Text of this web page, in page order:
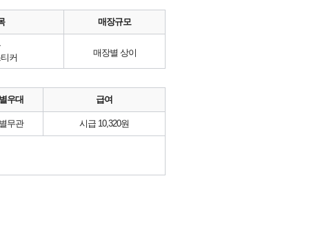
매장규모
커
매장별 상이
우대 급여
무관 시급 10,320원